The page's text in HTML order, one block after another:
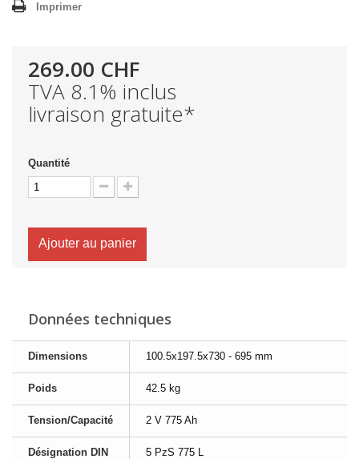
Imprimer
269.00 CHF
TVA 8.1% inclus
livraison gratuite*
Quantité
Ajouter au panier
Données techniques
Dimensions 100.5x197.5x730 - 695 mm
Poids 42.5 kg
Tension/Capacité 2 V 775 Ah
Désignation DIN 5 PzS 775 L